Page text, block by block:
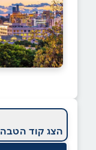
הצג קוד הטבה